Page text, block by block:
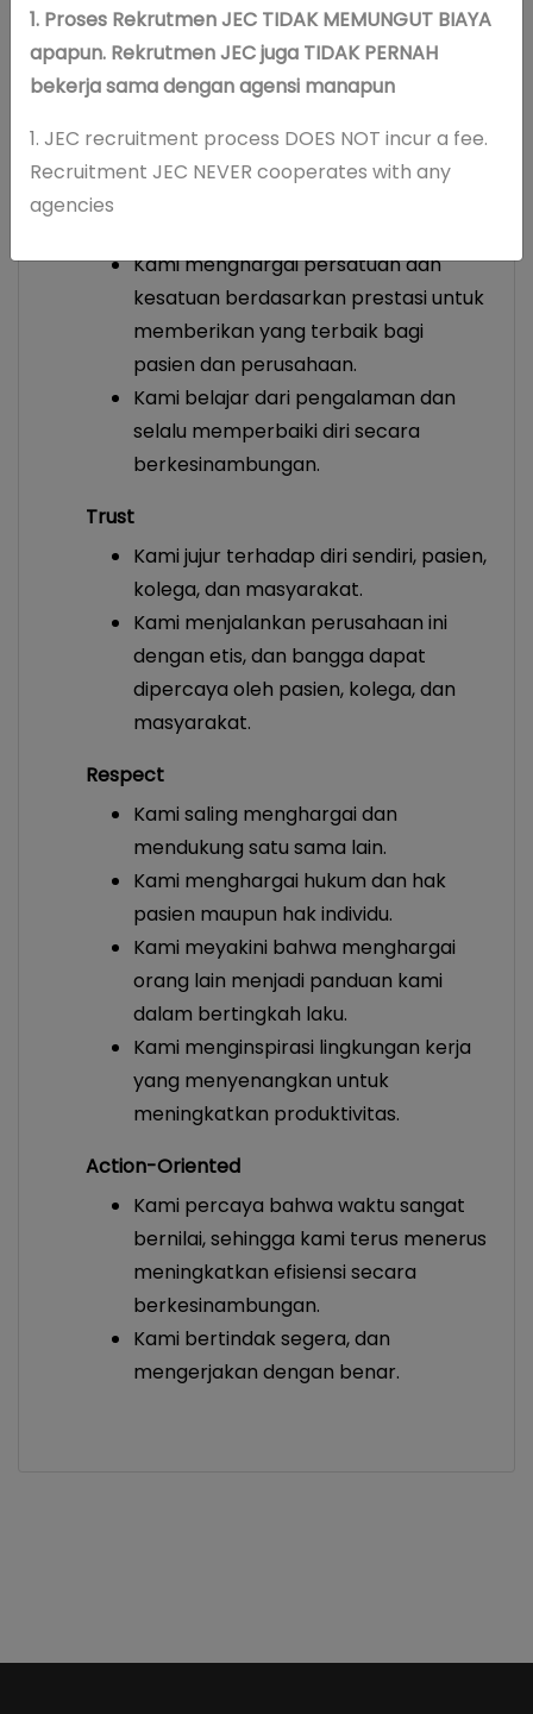
Values JEC : ExTRA
Excellence
Kami mengutamakan untuk
memberikan yang terbaik dalam
segala hal yang kami lakukan.
Kami menghargai persatuan dan
kesatuan berdasarkan prestasi untuk
memberikan yang terbaik bagi
pasien dan perusahaan.
Kami belajar dari pengalaman dan
selalu memperbaiki diri secara
berkesinambungan.
Trust
Kami jujur terhadap diri sendiri, pasien,
kolega, dan masyarakat.
Kami menjalankan perusahaan ini
dengan etis, dan bangga dapat
dipercaya oleh pasien, kolega, dan
masyarakat.
Respect
Kami saling menghargai dan
mendukung satu sama lain.
Kami menghargai hukum dan hak
pasien maupun hak individu.
Kami meyakini bahwa menghargai
orang lain menjadi panduan kami
dalam bertingkah laku.
Kami menginspirasi lingkungan kerja
yang menyenangkan untuk
meningkatkan produktivitas.
Action-Oriented
Kami percaya bahwa waktu sangat
bernilai, sehingga kami terus menerus
meningkatkan efisiensi secara
berkesinambungan.
Kami bertindak segera, dan
mengerjakan dengan benar.
1. Proses Rekrutmen JEC TIDAK MEMUNGUT BIAYA
apapun. Rekrutmen JEC juga TIDAK PERNAH
bekerja sama dengan agensi manapun
1. JEC recruitment process DOES NOT incur a fee.
Recruitment JEC NEVER cooperates with any
agencies